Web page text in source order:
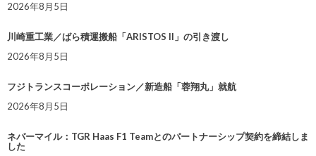
2026年8月5日
川崎重工業／ばら積運搬船「ARISTOS II」の引き渡し
2026年8月5日
フジトランスコーポレーション／新造船「蓉翔丸」就航
2026年8月5日
ネバーマイル：TGR Haas F1 Teamとのパートナーシップ契約を締結しま
した